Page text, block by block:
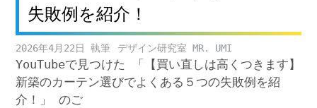
失敗例を紹介！
2026年4月22日 デザイン研究室 MR. UMI
YouTubeで見つけた 「【買い直しは高くつきます】
新築のカーテン選びでよくある５つの失敗例を紹
介！」 のご